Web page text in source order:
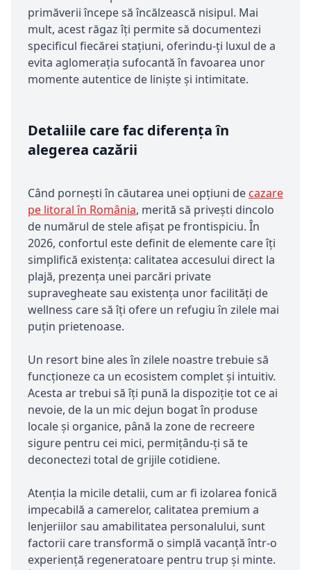
primăverii începe să încălzească nisipul. Mai
mult, acest răgaz îți permite să documentezi
specificul fiecărei stațiuni, oferindu-ți luxul de a
evita aglomerația sufocantă în favoarea unor
momente autentice de liniște și intimitate.
Detaliile care fac diferența în
alegerea cazării
Când pornești în căutarea unei opțiuni de cazare
pe litoral în România, merită să privești dincolo
de numărul de stele afișat pe frontispiciu. În
2026, confortul este definit de elemente care îți
simplifică existența: calitatea accesului direct la
plajă, prezența unei parcări private
supravegheate sau existența unor facilități de
wellness care să îți ofere un refugiu în zilele mai
puțin prietenoase.
Un resort bine ales în zilele noastre trebuie să
funcționeze ca un ecosistem complet și intuitiv.
Acesta ar trebui să îți pună la dispoziție tot ce ai
nevoie, de la un mic dejun bogat în produse
locale și organice, până la zone de recreere
sigure pentru cei mici, permițându-ți să te
deconectezi total de grijile cotidiene.
Atenția la micile detalii, cum ar fi izolarea fonică
impecabilă a camerelor, calitatea premium a
lenjeriilor sau amabilitatea personalului, sunt
factorii care transformă o simplă vacanță într-o
experiență regeneratoare pentru trup și minte.